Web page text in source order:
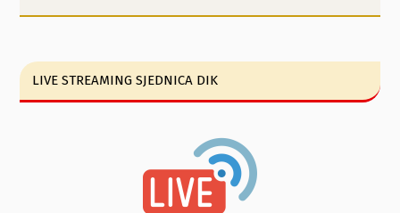
LIVE STREAMING SJEDNICA DIK